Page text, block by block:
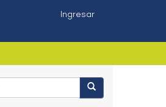
Ingresar